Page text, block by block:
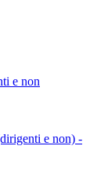
e non
e non) -